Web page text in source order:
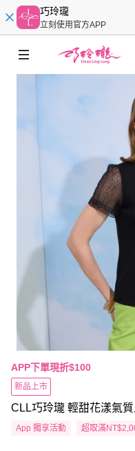
巧玲瓏
立刻使用官方APP
APP下單現折$100
新品上市
CLL巧玲瓏 輕甜花漾氣
App 獨享活動 超取滿